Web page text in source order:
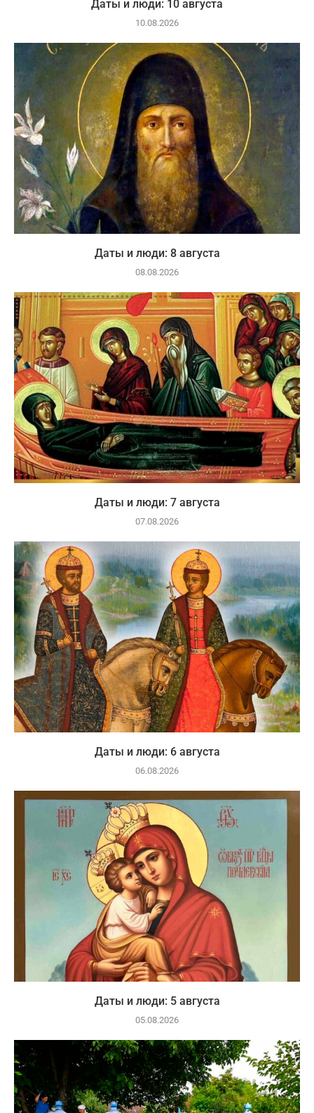
Даты и люди: 10 августа
10.08.2026
Даты и люди: 8 августа
08.08.2026
Даты и люди: 7 августа
07.08.2026
Даты и люди: 6 августа
06.08.2026
Даты и люди: 5 августа
05.08.2026